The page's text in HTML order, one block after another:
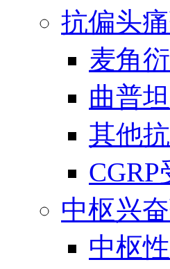
抗偏头
麦角
曲普
其他
CGRP
中枢兴
中枢